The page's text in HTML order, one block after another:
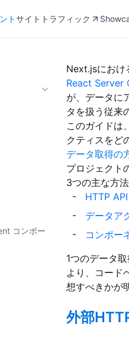
トサイトトラフィック
コンポー
Next.jsにおけ
React Server
が、データに
タを扱う従来
このガイドは
クティスをど
データ取得の
プロジェクト
3つの主な方
HTTP API
データア
コンポー
1つのデータ
より、コード
想すべきかが
外部